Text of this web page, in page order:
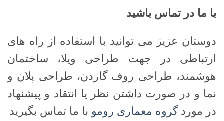
با ما در تماس باشید
دوستان عزیز می توانید با استفاده از راه های
ارتباطی در جهت طراحی ویلا، ساختمان
هوشمند، طراحی روف گاردن، طراحی پلان و
نما و در صورت داشتن نظر یا انتقاد و پیشنهاد
در موردگروه معماری رومو با ما تماس بگیرید